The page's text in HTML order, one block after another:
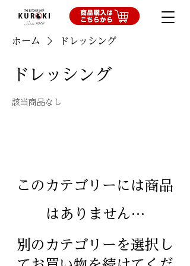
ホーム ドレッシング
ドレッシング
該当商品なし
このカテゴリーには商品
はありません…
別のカテゴリーを選択し